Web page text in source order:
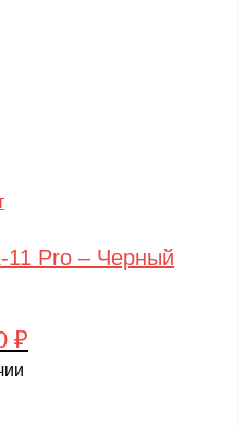
11 Pro – Черный
₽